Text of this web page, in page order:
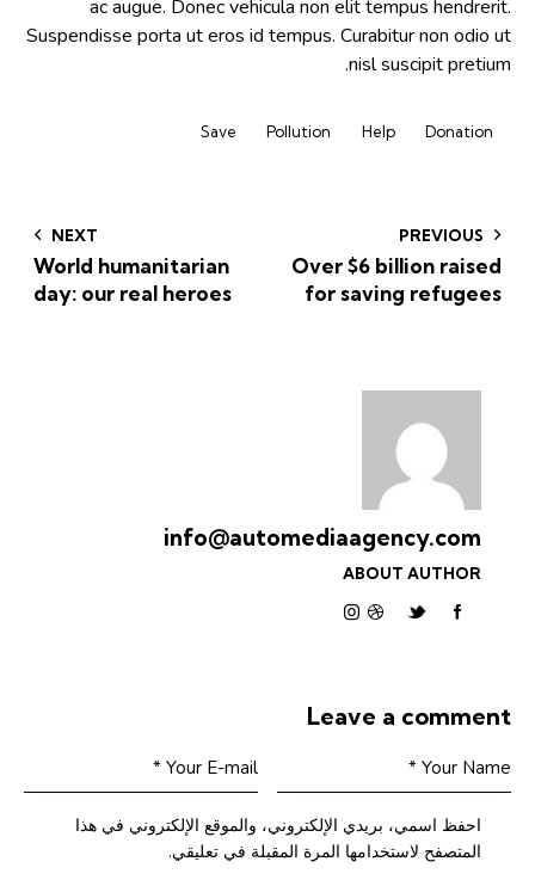
ac augue. Donec vehicula non elit tempus hendrerit.
Suspendisse porta ut eros id tempus. Curabitur non odio ut
nisl suscipit pretium.
Donation
Help
Pollution
Save
PREVIOUS
Over $6 billion raised
for saving refugees
NEXT
World humanitarian
day: our real heroes
info@automediaagency.com
ABOUT AUTHOR
Leave a comment
احفظ اسمي، بريدي الإلكتروني، والموقع الإلكتروني في هذا
المتصفح لاستخدامها المرة المقبلة في تعليقي.